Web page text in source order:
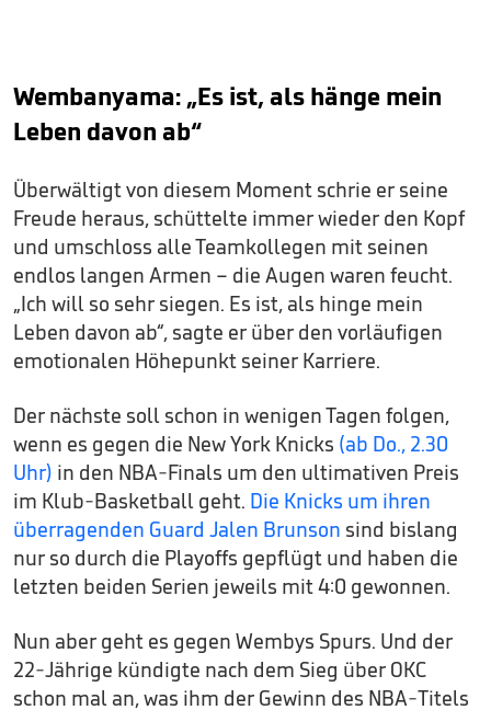
Wembanyama: „Es ist, als hänge mein
Leben davon ab“
Überwältigt von diesem Moment schrie er seine
Freude heraus, schüttelte immer wieder den Kopf
und umschloss alle Teamkollegen mit seinen
endlos langen Armen – die Augen waren feucht.
„Ich will so sehr siegen. Es ist, als hinge mein
Leben davon ab“, sagte er über den vorläufigen
emotionalen Höhepunkt seiner Karriere.
Der nächste soll schon in wenigen Tagen folgen,
wenn es gegen die New York Knicks (ab Do., 2.30
Uhr) in den NBA-Finals um den ultimativen Preis
im Klub-Basketball geht. Die Knicks um ihren
überragenden Guard Jalen Brunson sind bislang
nur so durch die Playoffs gepflügt und haben die
letzten beiden Serien jeweils mit 4:0 gewonnen.
Nun aber geht es gegen Wembys Spurs. Und der
22-Jährige kündigte nach dem Sieg über OKC
schon mal an, was ihm der Gewinn des NBA-Titels